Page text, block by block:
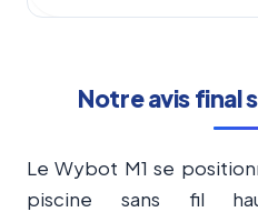
combinaisons de ceux-
mises à jour OTA
d’optimiser la
fonctionnalités sans
Notre avis final
Le Wybot M1 se
piscine sans fil